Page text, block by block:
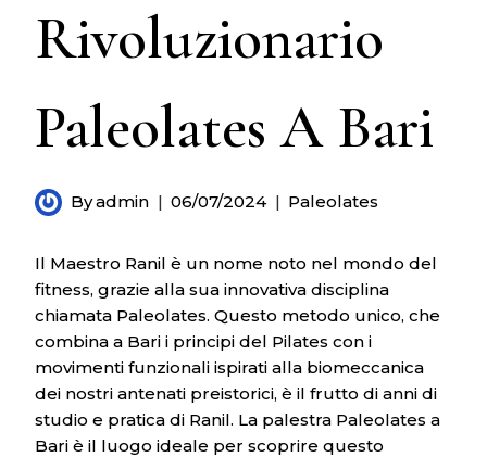
Rivoluzionario
Paleolates A Bari
Byadmin 06/07/2024 Paleolates
Il Maestro Ranil è un nome noto nel mondo del
fitness, grazie alla sua innovativa disciplina
chiamata Paleolates. Questo metodo unico, che
combina a Bari i principi del Pilates con i
movimenti funzionali ispirati alla biomeccanica
dei nostri antenati preistorici, è il frutto di anni di
studio e pratica di Ranil. La palestra Paleolates a
Bari è il luogo ideale per scoprire questo